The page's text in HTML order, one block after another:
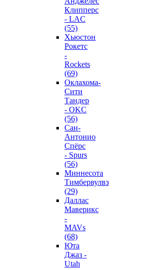
Клипперс
- LAC
(55)
Хьюстон
Рокетс
-
Rockets
(69)
Оклахома-
Сити
Тандер
- OKC
(56)
Сан-
Антонио
Спёрс
- Spurs
(56)
Миннесота
Тимбервулвз
(29)
Даллас
Маверикс
-
MAVs
(68)
Юта
Джаз -
Utah